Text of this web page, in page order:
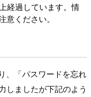
経過しています。情
ください。
、「パスワードを忘れ
しましたが下記のよう